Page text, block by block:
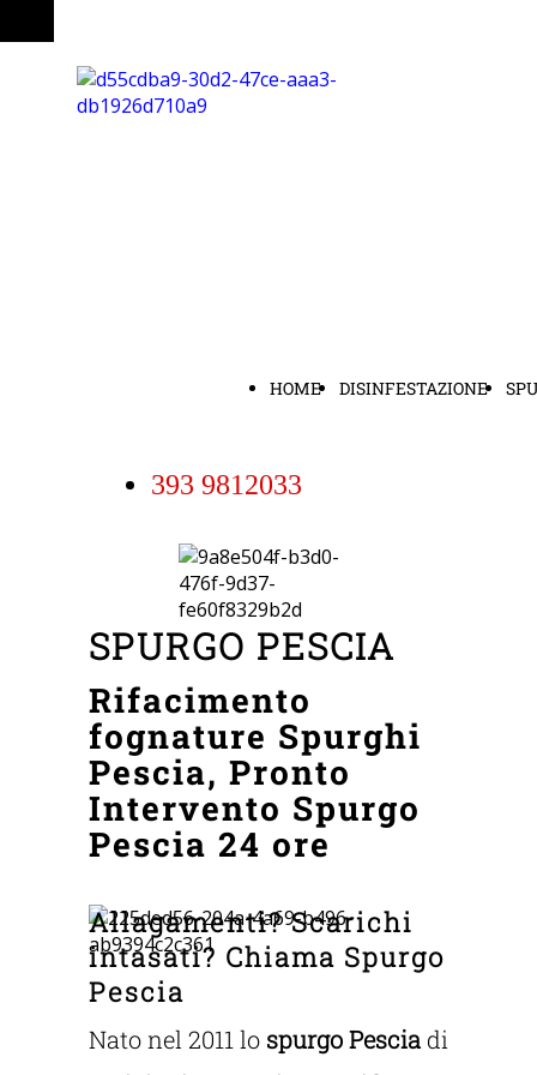
HOME DISINFESTAZIONE
393 9812033
SPURGO PESCIA
Rifacimento
fognature Spurghi
Pescia, Pronto
Intervento Spurgo
Pescia 24 ore
Allagamenti? Scarichi
intasati? Chiama Spurgo
Pescia
Nato nel 2011 lo spurgo Pescia di